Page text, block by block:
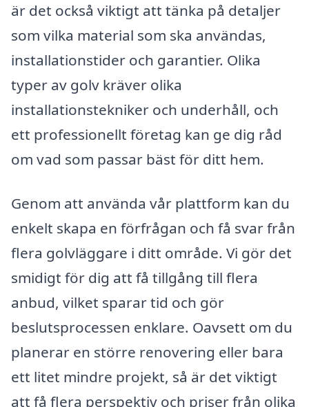
är det också viktigt att tänka på detaljer
som vilka material som ska användas,
installationstider och garantier. Olika
typer av golv kräver olika
installationstekniker och underhåll, och
ett professionellt företag kan ge dig råd
om vad som passar bäst för ditt hem.
Genom att använda vår plattform kan du
enkelt skapa en förfrågan och få svar från
flera golvläggare i ditt område. Vi gör det
smidigt för dig att få tillgång till flera
anbud, vilket sparar tid och gör
beslutsprocessen enklare. Oavsett om du
planerar en större renovering eller bara
ett litet mindre projekt, så är det viktigt
att få flera perspektiv och priser från olika